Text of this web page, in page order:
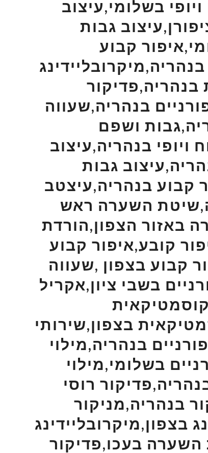
בשלומי,עיצוב
גבות
קבוע
בנהריה,פדיקור
בנהריה,שעווה
ושפם
בנהריה,עיצוב
גבות
קבוע בנהריה,עיצטב
השערה ראש
באזור הצפון,הורדת
קובע,איפור קבוע
קבוע בצפון ,שעווה
בשבי ציון,אקריל
בצפון,שירותי
בנהריה,מילוי
בשלומי,מילוי
רוסי
בנהריה,מניקור
בצפון,מיקרובליידינג
בעכו,פדיקור